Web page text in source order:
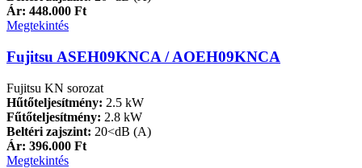
Ár: 448.000 Ft
Megtekintés
Fujitsu ASEH09KNCA / AOEH09KNCA
Fujitsu KN sorozat
Hűtőteljesítmény: 2.5 kW
Fűtőteljesítmény: 2.8 kW
Beltéri zajszint: 20<dB (A)
Ár: 396.000 Ft
Megtekintés